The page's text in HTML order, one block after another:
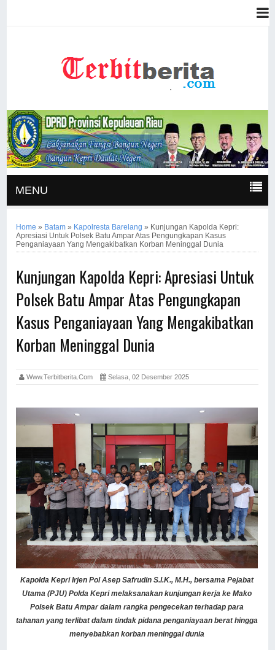
MENU
Home » Batam » Kapolresta Barelang » Kunjungan Kapolda Kepri:
Apresiasi Untuk Polsek Batu Ampar Atas Pengungkapan Kasus
Penganiayaan Yang Mengakibatkan Korban Meninggal Dunia
Kunjungan Kapolda Kepri: Apresiasi Untuk
Polsek Batu Ampar Atas Pengungkapan
Kasus Penganiayaan Yang Mengakibatkan
Korban Meninggal Dunia
Www.terbitberita.com Selasa, 02 Desember 2025
Kapolda Kepri Irjen Pol Asep Safrudin S.I.K., M.H., bersama Pejabat
Utama (PJU) Polda Kepri melaksanakan kunjungan kerja ke Mako
Polsek Batu Ampar dalam rangka pengecekan terhadap para
tahanan yang terlibat dalam tindak pidana penganiayaan berat hingga
menyebabkan korban meninggal dunia